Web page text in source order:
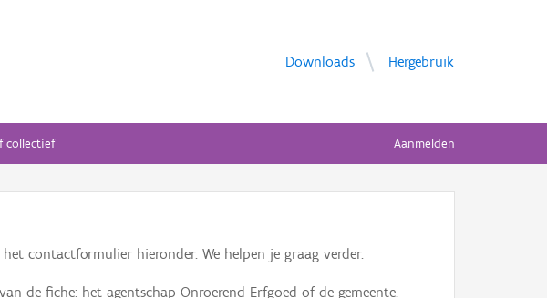
Downloads Hergebruik
collectief Aanmelden
contactformulier hieronder. We helpen je graag verder.
de fiche: het agentschap Onroerend Erfgoed of de gemeente.